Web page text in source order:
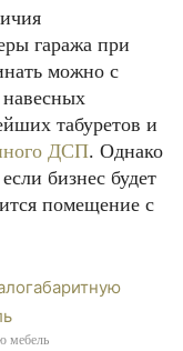
гаража при
можно с
табуретов и
ДСП. Однако
бизнес будет
помещение с
мебель